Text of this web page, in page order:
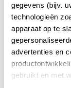
gegevens (bijv.
technologieën
apparaat op te
advertenties en
gebruikt en met